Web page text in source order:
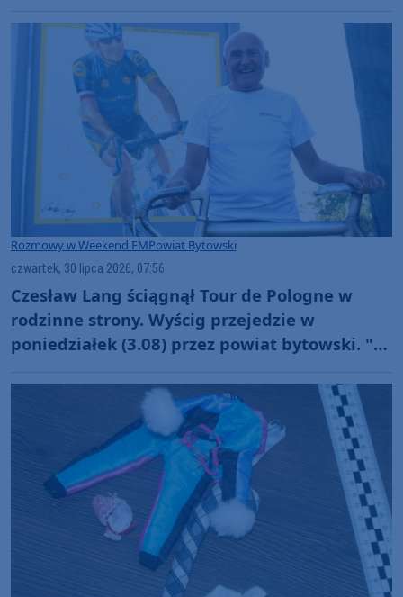
Rozmowy w Weekend FMPowiat Bytowski
czwartek, 30 lipca 2026, 07:56
Czesław Lang ściągnął Tour de Pologne w
rodzinne strony. Wyścig przejedzie w
poniedziałek (3.08) przez powiat bytowski. "To